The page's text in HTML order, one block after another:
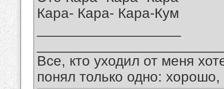
Кара- Кара- Кара-Кум
Все, кто уходил от меня
понял только одно: